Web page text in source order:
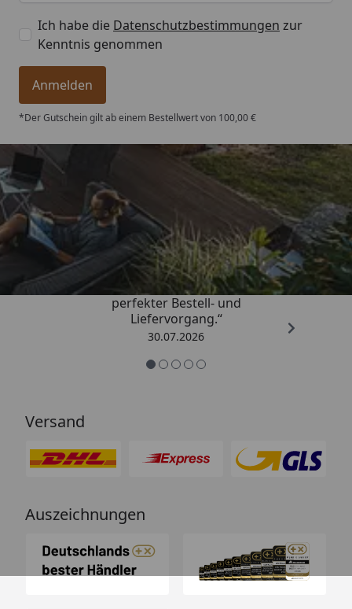
Ich habe die Datenschutzbestimmungen zur
Kenntnis genommen
Anmelden
*Der Gutschein gilt ab einem Bestellwert von 100,00 €
Trusted Shops
4,76/ 5
„Qualitativ sehr gute Ware und ein
perfekter Bestell- und
Liefervorgang.“
30.07.2026
Versand
Auszeichnungen